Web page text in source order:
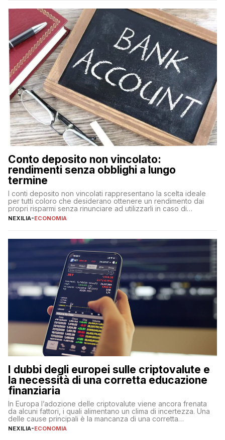
fare se non […]
Conto deposito non vincolato:
rendimenti senza obblighi a lungo
termine
I conti deposito non vincolati rappresentano la scelta ideale
per tutti coloro che desiderano ottenere un rendimento dai
propri risparmi senza rinunciare ad utilizzarli in caso di
necessità. A differenza delle forme vincolate tradizionali,
flessibilità e rendimento. Come funzionano […]
NEXILIA-ECONOMIA
I dubbi degli europei sulle criptovalute e
la necessità di una corretta educazione
finanziaria
In Europa l’adozione delle criptovalute viene ancora frenata
da alcuni fattori, i quali alimentano un clima di incertezza. Una
delle cause principali è la mancanza di una corretta
educazione finanziaria, che impedisce ad una larga parte della
NEXILIA-ECONOMIA